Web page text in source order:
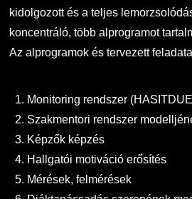
kidolgozott és a teljes
koncentráló, több alprogramot
Az alprogramok és tervezett
Monitoring rendszer
Szakmentori rendszer
Képzők képzés
Hallgatói motiváció erősítés
Mérések, felmérések